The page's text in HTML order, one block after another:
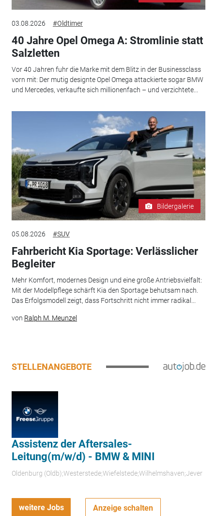
03.08.2026 #Oldtimer
40 Jahre Opel Omega A: Stromlinie statt
Salzletten
Vor 40 Jahren fuhr die Marke mit dem Blitz in der Businessclass
vorn mit: Der mutig designte Opel Omega attackierte sogar BMW
und Mercedes, verkaufte sich millionenfach – und verzichtete...
Bildergalerie
05.08.2026 #SUV
Fahrbericht Kia Sportage: Verlässlicher
Begleiter
Mehr Komfort, modernes Design und eine große Antriebsvielfalt:
Mit der Modellpflege schärft Kia den Sportage behutsam nach.
Das Erfolgsmodell zeigt, dass Fortschritt nicht immer radikal...
von Ralph M. Meunzel
STELLENANGEBOTE
Assistenz der Aftersales-
Leitung(m/w/d) - BMW & MINI
Oldenburg (Oldb);Westerstede;Wiefelstede;Wilhelmshaven;Jever
weitere Jobs Anzeige schalten